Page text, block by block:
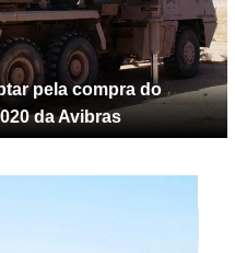
pela compra do
da Avibras